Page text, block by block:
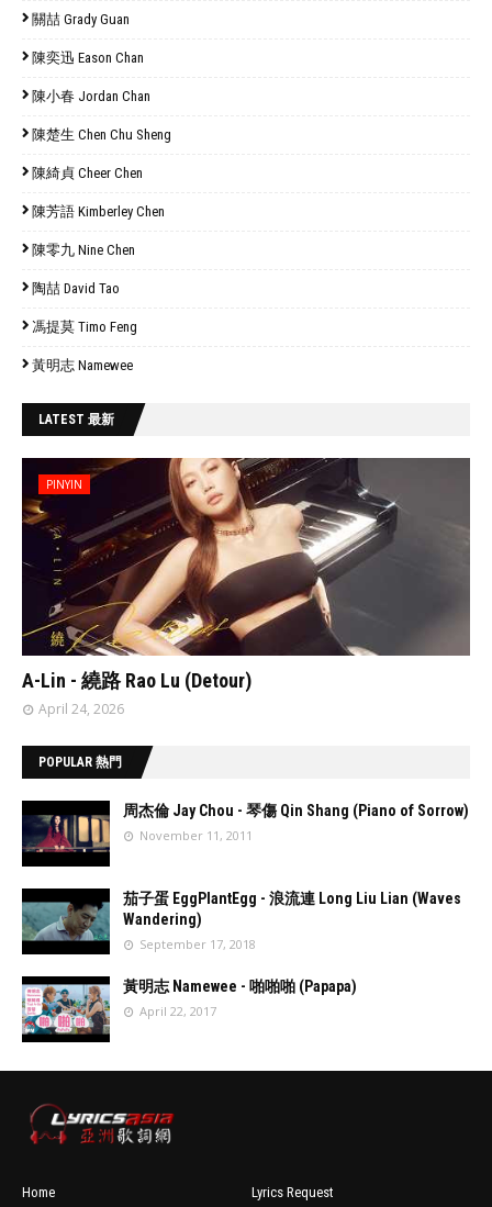
關喆 Grady Guan
陳奕迅 Eason Chan
陳小春 Jordan Chan
陳楚生 Chen Chu Sheng
陳綺貞 Cheer Chen
陳芳語 Kimberley Chen
陳零九 Nine Chen
陶喆 David Tao
馮提莫 Timo Feng
黃明志 Namewee
LATEST 最新
PINYIN
A-Lin - 繞路 Rao Lu (Detour)
April 24, 2026
POPULAR 熱門
'data:post.fea
turedImage
resizeImage
100'
周杰倫 Jay Chou - 琴傷 Qin Shang (Piano of Sorrow)
November 11, 2011
'data:post.fea
turedImage
resizeImage
100'
茄子蛋 EggPlantEgg - 浪流連 Long Liu Lian (Waves
Wandering)
September 17, 2018
'data:post.fea
resizeImage
100'
黃明志 Namewee - 啪啪啪 (Papapa)
April 22, 2017
Home
Lyrics Request